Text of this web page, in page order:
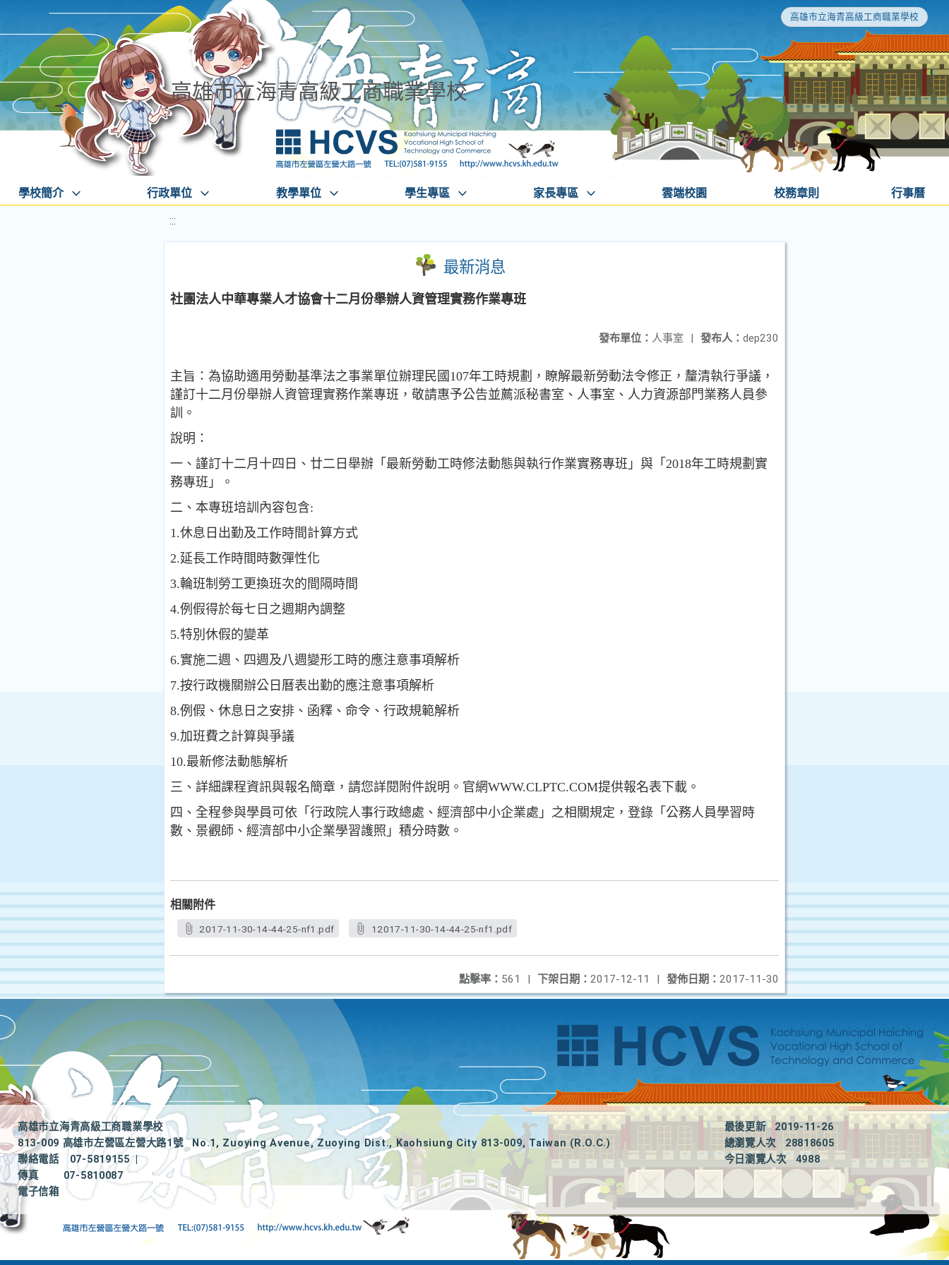
高雄市立海青高級工商職業學校
高雄市立海青高級工商職業學校
學校簡介 行政單位 教學單位 學生專區 家長專區 雲端校園 校務章則 行事曆
:::
最新消息
社團法人中華專業人才協會十二月份舉辦人資管理實務作業專班
發布人： dep230
發布單位： 人事室 |
主旨：為協助適用勞動基準法之事業單位辦理民國107年工時規劃，瞭解最新勞動法令修正，釐清執行爭議，
謹訂十二月份舉辦人資管理實務作業專班，敬請惠予公告並薦派秘書室、人事室、人力資源部門業務人員參
訓。
說明：
一、謹訂十二月十四日、廿二日舉辦「最新勞動工時修法動態與執行作業實務專班」與「2018年工時規劃實
務專班」。
二、本專班培訓內容包含:
1.休息日出勤及工作時間計算方式
2.延長工作時間時數彈性化
3.輪班制勞工更換班次的間隔時間
4.例假得於每七日之週期內調整
5.特別休假的變革
6.實施二週、四週及八週變形工時的應注意事項解析
7.按行政機關辦公日曆表出勤的應注意事項解析
8.例假、休息日之安排、函釋、命令、行政規範解析
9.加班費之計算與爭議
10.最新修法動態解析
三、詳細課程資訊與報名簡章，請您詳閱附件說明。官網WWW.CLPTC.COM提供報名表下載。
四、全程參與學員可依「行政院人事行政總處、經濟部中小企業處」之相關規定，登錄「公務人員學習時
數、景觀師、經濟部中小企業學習護照」積分時數。
相關附件
2017-11-30-14-44-25-nf1.pdf 12017-11-30-14-44-25-nf1.pdf
發佈日期： 2017-11-30
下架日期： 2017-12-11 |
點擊率： 561 |
高雄市立海青高級工商職業學校
813-009 高雄市左營區左營大路1號
No.1, Zuoying Avenue, Zuoying Dist., Kaohsiung City 813-009, Taiwan (R.O.C.)
聯絡電話
07-5819155
|
傳真
07-5810087
電子信箱
最後更新
2019-11-26
總瀏覽人次
28818605
今日瀏覽人次
4988